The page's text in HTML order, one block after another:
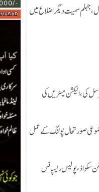
جہلم سمیت دیگراضلاع میں
کی، الیکشن میٹریل کی
صورتحال پولنگ کے عمل
سکواڈ، پولیس ریسپانس